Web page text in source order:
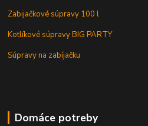
Zabijačkové súpravy 100 l
Kotlíkové súpravy BIG PARTY
Súpravy na zabíjačku
Domáce potreby